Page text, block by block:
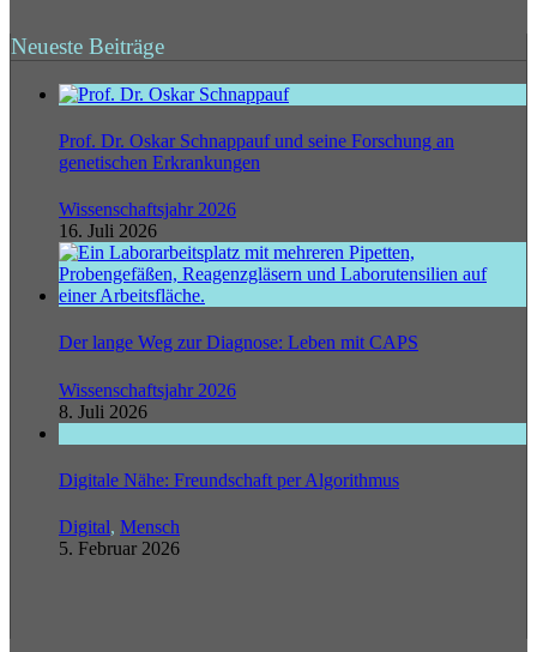
Neueste Beiträge
Prof. Dr. Oskar Schnappauf und seine Forschung an
genetischen Erkrankungen
Wissenschaftsjahr 2026
16. Juli 2026
Der lange Weg zur Diagnose: Leben mit CAPS
Wissenschaftsjahr 2026
8. Juli 2026
Digitale Nähe: Freundschaft per Algorithmus
Digital, Mensch
5. Februar 2026